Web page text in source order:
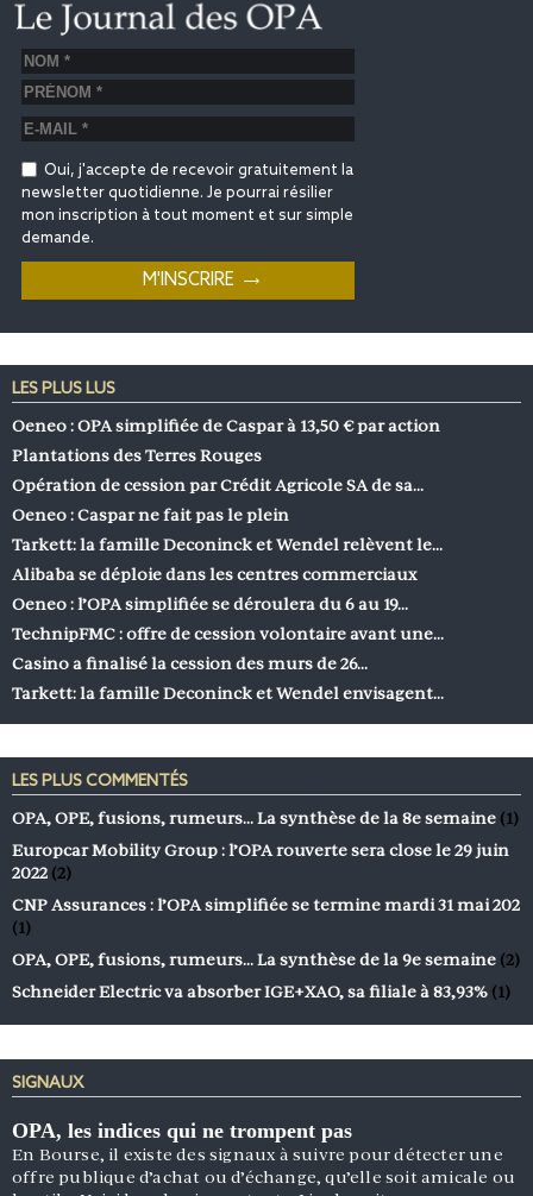
Oui, j'accepte de recevoir gratuitement la
newsletter quotidienne. Je pourrai résilier
mon inscription à tout moment et sur simple
demande.
LES PLUS LUS
Oeneo : OPA simplifiée de Caspar à 13,50 € par action
Plantations des Terres Rouges
Opération de cession par Crédit Agricole SA de sa…
Oeneo : Caspar ne fait pas le plein
Tarkett: la famille Deconinck et Wendel relèvent le…
Alibaba se déploie dans les centres commerciaux
Oeneo : l’OPA simplifiée se déroulera du 6 au 19…
TechnipFMC : offre de cession volontaire avant une…
Casino a finalisé la cession des murs de 26…
Tarkett: la famille Deconinck et Wendel envisagent…
LES PLUS COMMENTÉS
OPA, OPE, fusions, rumeurs… La synthèse de la 8e semaine (1)
Europcar Mobility Group : l’OPA rouverte sera close le 29 juin
2022 (2)
CNP Assurances : l’OPA simplifiée se termine mardi 31 mai 202
(1)
OPA, OPE, fusions, rumeurs… La synthèse de la 9e semaine (2)
Schneider Electric va absorber IGE+XAO, sa filiale à 83,93% (1)
SIGNAUX
OPA, les indices qui ne trompent pas
En Bourse, il existe des signaux à suivre pour détecter une
offre publique d’achat ou d’échange, qu’elle soit amicale ou